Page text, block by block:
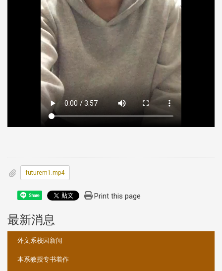
futurem1.mp4
Share Print this page
最新消息
外文系校园新闻
本系教授专书着作